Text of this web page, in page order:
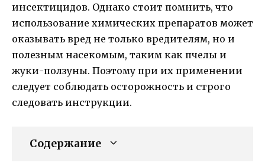
инсектицидов. Однако стоит помнить, что
использование химических препаратов может
оказывать вред не только вредителям, но и
полезным насекомым, таким как пчелы и
жуки-ползуны. Поэтому при их применении
следует соблюдать осторожность и строго
следовать инструкции.
Содержание